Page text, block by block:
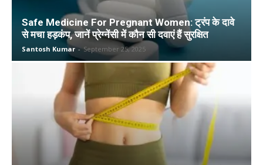
Safe Medicine For Pregnant Women: ट्रंप के दावे
से मचा हड़कंप, जानें प्रेग्नेंसी में कौन सी दवाएं हैं सुरक्षित
Santosh Kumar - September 25, 2025